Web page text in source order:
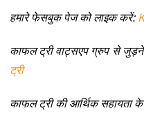
हमारे फेसबुक पेज को लाइक करें:
काफल ट्री वाट्सएप ग्रुप से
ट्री
काफल ट्री की आर्थिक सहायता